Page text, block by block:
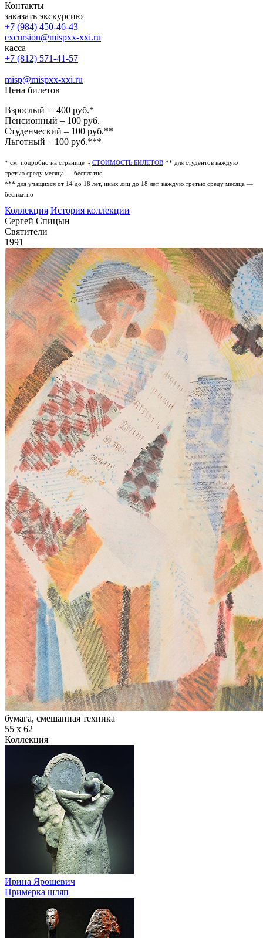
Контакты
заказать экскурсию
+7 (984) 450-46-43
excursion@mispxx-xxi.ru
касса
+7 (812) 571-41-57
misp@mispxx-xxi.ru
Цена билетов
Взрослый – 400 руб.*
Пенсионный – 100 руб.
Студенческий – 100 руб.**
Льготный – 100 руб.***
* см. подробно на странице - СТОИМОСТЬ БИЛЕТОВ ** для студентов каждую
третью среду месяца — бесплатно
*** для учащихся от 14 до 18 лет, иных лиц до 18 лет, каждую третью среду месяца —
бесплатно
Коллекция История коллекции
Сергей Спицын
Святители
1991
бумага, смешанная техника
55 х 62
Коллекция
Ирина Ярошевич
Примерка шляп